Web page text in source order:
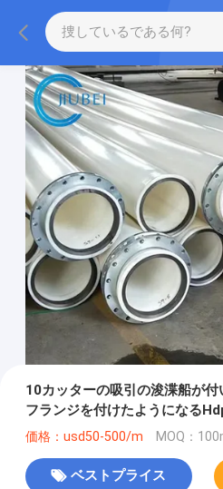
10カッターの吸引の浚渫船が
フランジを付けたようになる
価格：usd50-500/m MOQ：
ベストプライス